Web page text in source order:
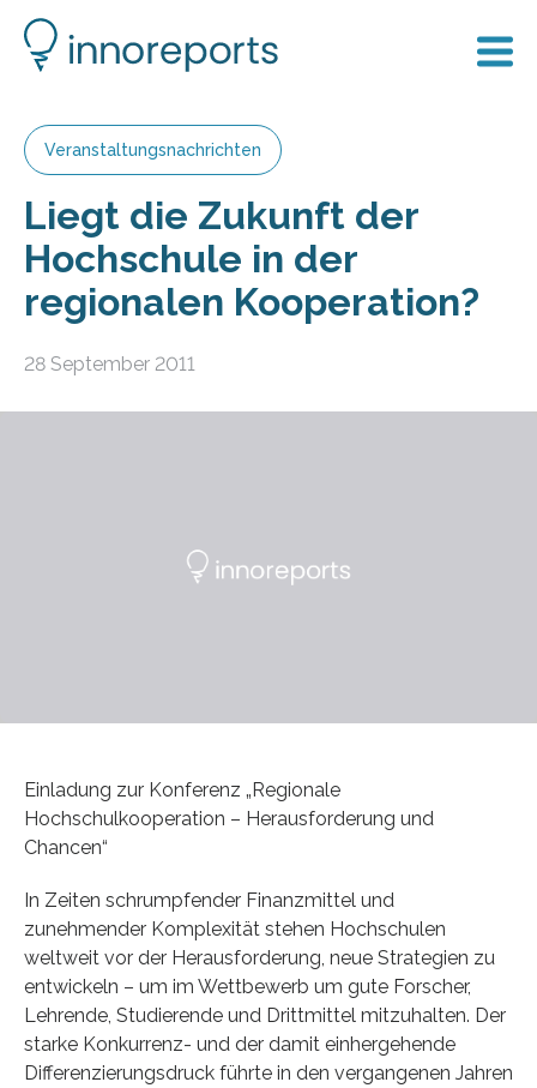
Veranstaltungsnachrichten
Liegt die Zukunft der
Hochschule in der
regionalen Kooperation?
28 September 2011
Einladung zur Konferenz „Regionale
Hochschulkooperation – Herausforderung und
Chancen“
In Zeiten schrumpfender Finanzmittel und
zunehmender Komplexität stehen Hochschulen
weltweit vor der Herausforderung, neue Strategien zu
entwickeln – um im Wettbewerb um gute Forscher,
Lehrende, Studierende und Drittmittel mitzuhalten. Der
starke Konkurrenz- und der damit einhergehende
Differenzierungsdruck führte in den vergangenen Jahren